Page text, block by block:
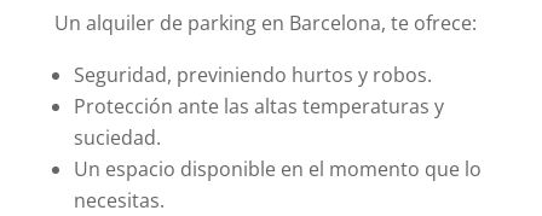
Un alquiler de parking en Barcelona, te ofrece:
Seguridad, previniendo hurtos y robos.
Protección ante las altas temperaturas y
suciedad.
Un espacio disponible en el momento que lo
necesitas.